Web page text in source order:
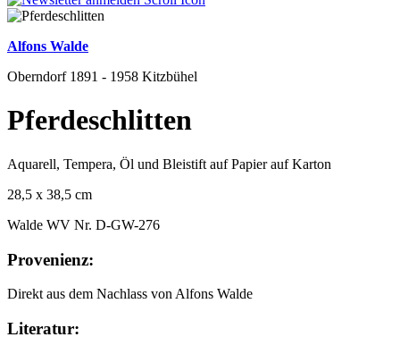
Alfons Walde
Oberndorf 1891 - 1958 Kitzbühel
Pferdeschlitten
Aquarell, Tempera, Öl und Bleistift auf Papier auf Karton
28,5 x 38,5 cm
Walde WV Nr. D-GW-276
Provenienz:
Direkt aus dem Nachlass von Alfons Walde
Literatur: